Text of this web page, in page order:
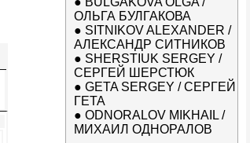
ОЛЬГА БУЛГАКОВА
● SITNIKOV ALEXANDER /
АЛЕКСАНДР СИТНИКОВ
● SHERSTIUK SERGEY /
СЕРГЕЙ ШЕРСТЮК
● GETA SERGEY / СЕРГЕЙ
ГЕТА
● ODNORALOV MIKHAIL /
МИХАИЛ ОДНОРАЛОВ